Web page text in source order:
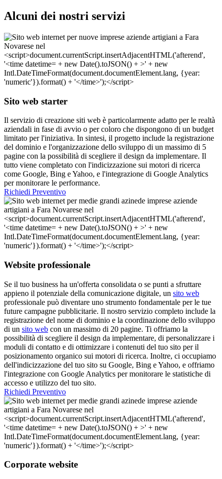
Alcuni dei nostri servizi
Sito web starter
Il servizio di creazione siti web è particolarmente adatto per le realtà
aziendali in fase di avvio o per coloro che dispongono di un budget
limitato per l'iniziativa. In sintesi, il progetto include la registrazione
del dominio e l'organizzazione dello sviluppo di un massimo di 5
pagine con la possibilità di scegliere il design da implementare. Il
tutto viene completato con l'indicizzazione sui motori di ricerca
come Google, Bing e Yahoo, e l'integrazione di Google Analytics
per monitorare le performance.
Richiedi Preventivo
Website professionale
Se il tuo business ha un'offerta consolidata o se punti a sfruttare
appieno il potenziale della comunicazione digitale, un sito web
professionale può diventare uno strumento fondamentale per le tue
future campagne pubblicitarie. Il nostro servizio completo include la
registrazione del nome di dominio e la coordinazione dello sviluppo
di un sito web con un massimo di 20 pagine. Ti offriamo la
possibilità di scegliere il design da implementare, di personalizzare i
moduli di contatto e di ottimizzare i contenuti del tuo sito per il
posizionamento organico sui motori di ricerca. Inoltre, ci occupiamo
dell'indicizzazione del tuo sito su Google, Bing e Yahoo, e offriamo
l'integrazione con Google Analytics per monitorare le statistiche di
accesso e utilizzo del tuo sito.
Richiedi Preventivo
Corporate website